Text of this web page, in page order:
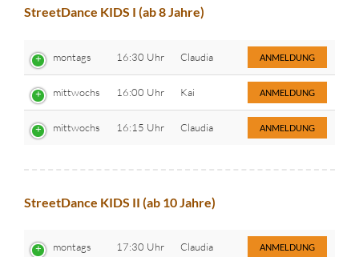
StreetDance KIDS I (ab 8 Jahre)
montags 16:30 Uhr Claudia ANMELDUNG
mittwochs 16:00 Uhr Kai ANMELDUNG
mittwochs 16:15 Uhr Claudia ANMELDUNG
StreetDance KIDS II (ab 10 Jahre)
montags 17:30 Uhr Claudia ANMELDUNG